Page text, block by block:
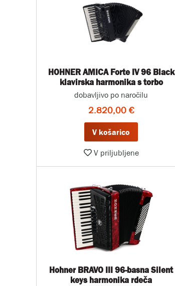
HOHNER AMICA Forte IV 96 Black
klavirska harmonika s torbo
dobavljivo po naročilu
2.820,00 €
V košarico
V priljubljene
Hohner BRAVO III 96-basna Silent
keys harmonika rdeča